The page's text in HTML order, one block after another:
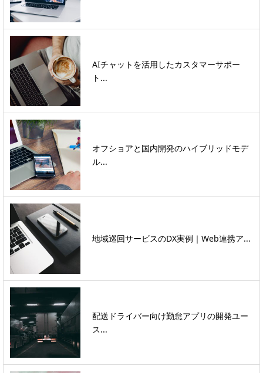
AIチャットを活用したカスタマーサポー
ト...
オフショアと国内開発のハイブリッドモデ
ル...
地域巡回サービスのDX実例｜Web連携ア...
配送ドライバー向け勤怠アプリの開発ユー
ス...